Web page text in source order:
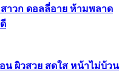
าวก ดอลลี่อาย ห้ามพลาด
น ผิวสวย สดใส หน้าไม่บ้วน